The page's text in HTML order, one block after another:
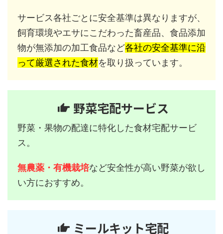
サービス各社ごとに安全基準は異なりますが、
飼育環境やエサにこだわった畜産品、食品添加
物が無添加の加工食品など各社の安全基準に沿
って厳選された食材を取り扱っています。
野菜宅配サービス
野菜・果物の配達に特化した食材宅配サービ
ス。
無農薬・有機栽培など安全性が高い野菜が欲し
い方におすすめ。
ミールキット宅配